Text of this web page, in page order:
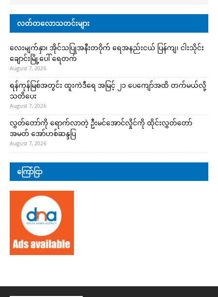
လတ်တလောသတင်းများ
လေးမျက်နှာ၊ အိုင်သပြုအနီးတဝိုက် ရေအနည်းငယ် ပြန်ကျ၊ ငါးသိုင်း
ချောင်းမြို့ပေါ် ရေတက်
August 7, 2026
ရန်ကုန်မြစ်အတွင်း ထူးကဲဒီရေ အ​မြင့် ၂၁ ပေကျော်အထိ တက်မယ်လို့
သတိပေး
August 7, 2026
လွှတ်တော်ကို ရောက်လာတဲ့ ဦးမင်အောင်လှိုင်ကို ထိုင်းလွှတ်တော်
အမတ် အော်ဟစ်ဆန္ဒပြ
August 7, 2026
ကြော်ငြာ